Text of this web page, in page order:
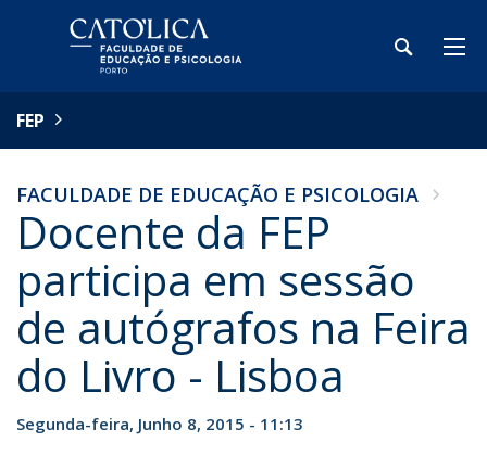
FEP
FACULDADE DE EDUCAÇÃO E PSICOLOGIA
Docente da FEP
participa em sessão
de autógrafos na Feira
do Livro - Lisboa
Segunda-feira, Junho 8, 2015 - 11:13